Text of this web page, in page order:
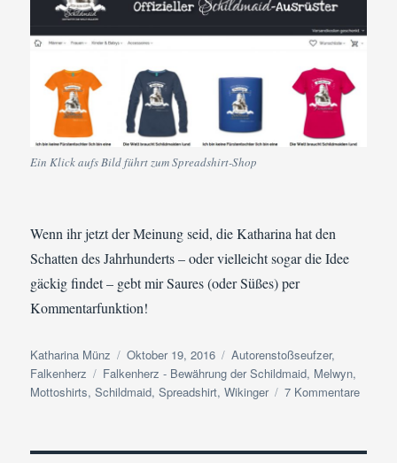
Ein Klick aufs Bild führt zum Spreadshirt-Shop
Wenn ihr jetzt der Meinung seid, die Katharina hat den
Schatten des Jahrhunderts – oder vielleicht sogar die Idee
gäckig findet – gebt mir Saures (oder Süßes) per
Kommentarfunktion!
Autor
Katharina Münz
Veröffentlicht
am
Oktober 19, 2016 Kategorien
Autorenstoßseufzer,
Falkenherz
Schlagwörter
Falkenherz - Bewährung der Schildmaid, Melwyn,
Mottoshirts,Schildmaid,Spreadshirt,Wikinger 7 Kommentarezu
die